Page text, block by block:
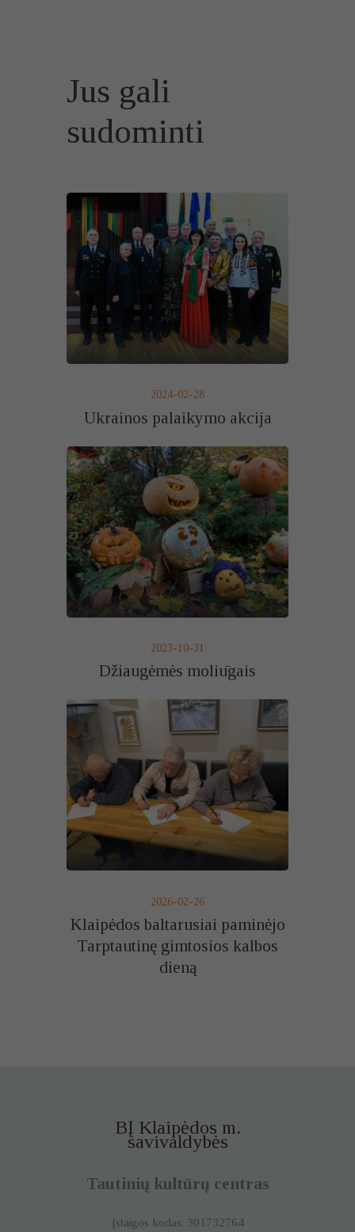
Jus gali
sudominti
2024-02-28
Ukrainos palaikymo akcija
2023-10-31
Džiaugėmės moliūgais
2026-02-26
Klaipėdos baltarusiai paminėjo
Tarptautinę gimtosios kalbos
dieną
BĮ Klaipėdos m.
savivaldybės
Tautinių kultūrų centras
Įstaigos kodas: 301732764